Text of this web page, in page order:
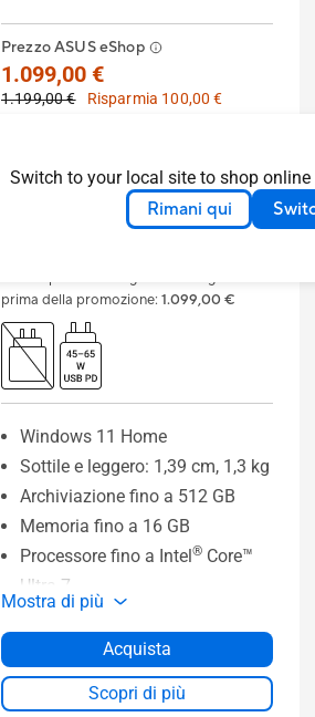
Switch to your local site to shop
Rimani qui
Prezzo ASUS eShop
1.099,00 €
1.199,00 €
Risparmia 100,00 €
attentamente le specifiche
(caratteristiche tecniche) del modello
disponibile e il suo prezzo cliccando su
prima della promozione: 1.099,00 €
Windows 11 Home
Sottile e leggero: 1,39 cm, 1,3 kg
Archiviazione fino a 512 GB
Memoria fino a 16 GB
Processore fino a Intel® Core™
Ultra 7
Tasto Copilot dedicato per una
maggiore esplorazione dell'IA
Batteria di lunga durata da 75
Wh
Mostra di più
Acquista
Scopri di più